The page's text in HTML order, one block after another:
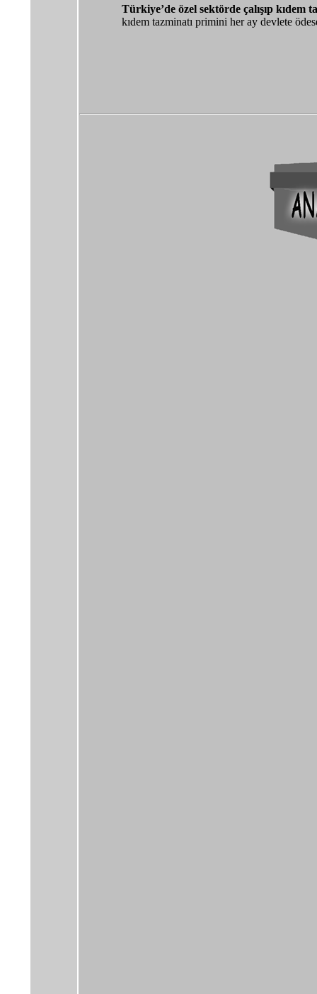
Türkiye’de özel sektörde çalışıp kıdem
kıdem tazminatı primini her ay devlete